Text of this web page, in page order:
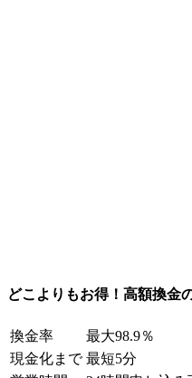
どこよりもお得！高額換金
換金率
最大98.9％
現金化まで 最短5分